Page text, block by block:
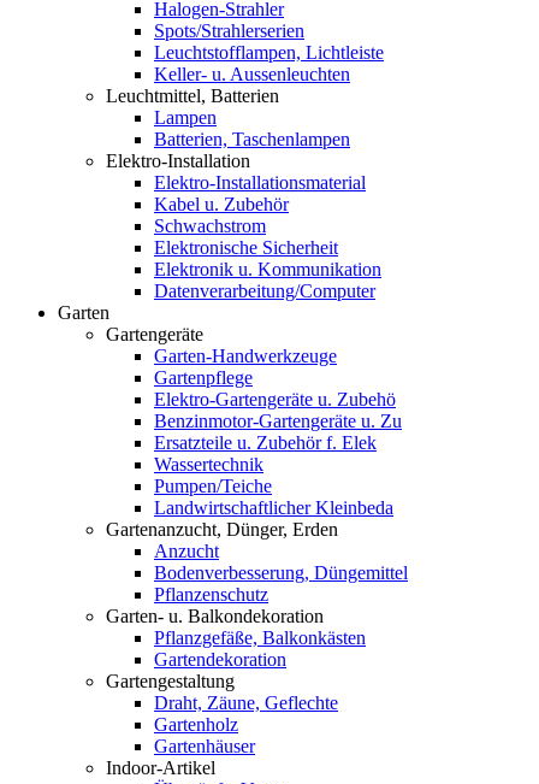
Halogen-Strahler
Spots/Strahlerserien
Leuchtstofflampen, Lichtleiste
Keller- u. Aussenleuchten
Leuchtmittel, Batterien
Lampen
Batterien, Taschenlampen
Elektro-Installation
Elektro-Installationsmaterial
Kabel u. Zubehör
Schwachstrom
Elektronische Sicherheit
Elektronik u. Kommunikation
Datenverarbeitung/Computer
Garten
Gartengeräte
Garten-Handwerkzeuge
Gartenpflege
Elektro-Gartengeräte u. Zubehö
Benzinmotor-Gartengeräte u. Zu
Ersatzteile u. Zubehör f. Elek
Wassertechnik
Pumpen/Teiche
Landwirtschaftlicher Kleinbeda
Gartenanzucht, Dünger, Erden
Anzucht
Bodenverbesserung, Düngemittel
Pflanzenschutz
Garten- u. Balkondekoration
Pflanzgefäße, Balkonkästen
Gartendekoration
Gartengestaltung
Draht, Zäune, Geflechte
Gartenholz
Gartenhäuser
Indoor-Artikel